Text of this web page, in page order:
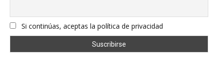
Si continúas, aceptas la política de privacidad